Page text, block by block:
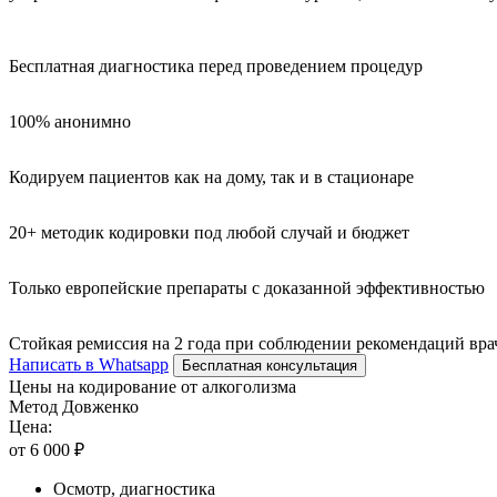
Бесплатная диагностика перед проведением процедур
100% анонимно
Кодируем пациентов как на дому, так и в стационаре
20+ методик кодировки под любой случай и бюджет
Только европейские препараты с доказанной эффективностью
Стойкая ремиссия на 2 года при соблюдении рекомендаций
Написать в Whatsapp
Бесплатная консультация
Цены на кодирование от алкоголизма
Метод Довженко
Цена:
от 6 000 ₽
Осмотр, диагностика